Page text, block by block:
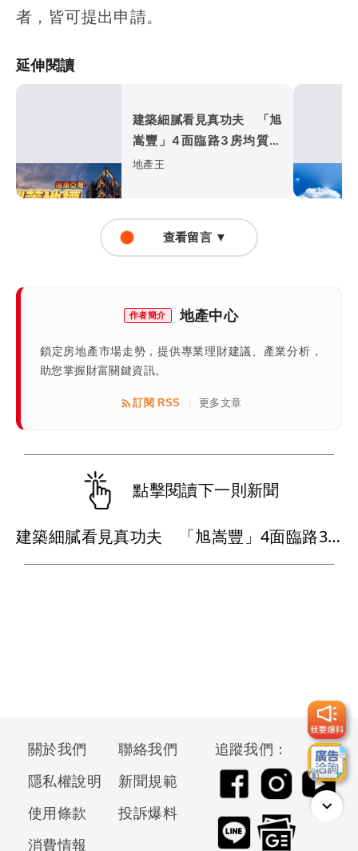
者，皆可提出申請。
延伸閱讀
建築細膩看見真功夫 「旭
嵩豐」4面臨路3房均質打
造亞灣耐震地標
地產王
查看留言 ▼
作者簡介 地產中心
鎖定房地產市場走勢，提供專業理財建議、產業分析，
助您掌握財富關鍵資訊。
訂閱 RSS 更多文章
點擊閱讀下一則新聞
建築細膩看見真功夫 「旭嵩豐」4面臨路3房均質打造亞灣耐震地標
關於我們
聯絡我們
隱私權說明
新聞規範
使用條款
投訴爆料
消費情報
追蹤我們：